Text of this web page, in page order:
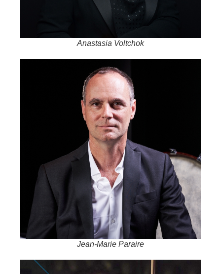
Anastasia Voltchok
Jean-Marie Paraire